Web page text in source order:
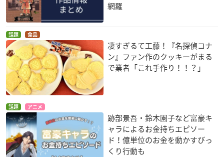
網羅
話題 食品
凄すぎるて工藤！『名探偵コナ
ン』ファン作のクッキーがまる
で業者「これ手作り！！？」
話題 アニメ
跡部景吾・鈴木園子など富豪キ
ャラによるお金持ちエピソー
ド！億単位のお金を動かすびっ
くり行動も